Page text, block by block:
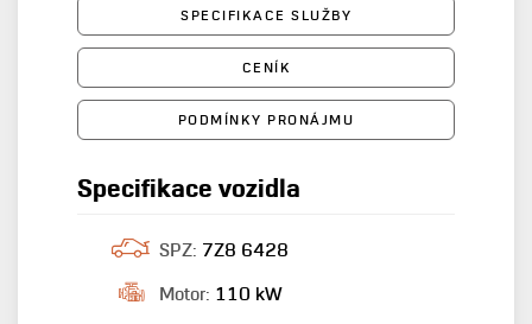
SPECIFIKACE SLUŽBY
CENÍK
PODMÍNKY PRONÁJMU
Specifikace vozidla
SPZ: 7Z8 6428
Motor: 110 kW